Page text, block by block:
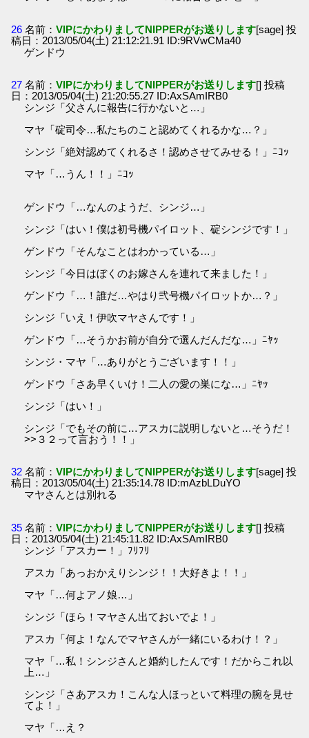
26 名前：VIPにかわりましてNIPPERがお送りします[sage] 投
稿日：2013/05/04(土) 21:12:21.91 ID:9RVwCMa40
ゲンドウ
27 名前：VIPにかわりましてNIPPERがお送りします[] 投稿
日：2013/05/04(土) 21:20:55.27 ID:AxSAmIRB0
シンジ「父さんに報告に行かないと…」
マヤ「碇司令…私たちのこと認めてくれるかな…？」
シンジ「絶対認めてくれるさ！認めさせてみせる！」ﾆｺｯ
マヤ「…うん！！」ﾆｺｯ
ゲンドウ「…なんのようだ、シンジ…」
シンジ「はい！僕は初号機パイロット、碇シンジです！」
ゲンドウ「そんなことはわかっている…」
シンジ「今日はぼくのお嫁さんを連れて来ました！」
ゲンドウ「…！誰だ…やはり弐号機パイロットか…？」
シンジ「いえ！伊吹マヤさんです！」
ゲンドウ「…そうかお前が自分で選んだんだな…」ﾆﾔｯ
シンジ・マヤ「…ありがとうございます！！」
ゲンドウ「さあ早くいけ！二人の愛の巣にな…」ﾆﾔｯ
シンジ「はい！」
シンジ「でもその前に…アスカに説明しないと…そうだ！
>>３２って言おう！！」
32 名前：VIPにかわりましてNIPPERがお送りします[sage] 投
稿日：2013/05/04(土) 21:35:14.78 ID:mAzbLDuYO
マヤさんとは別れる
35 名前：VIPにかわりましてNIPPERがお送りします[] 投稿
日：2013/05/04(土) 21:45:11.82 ID:AxSAmIRB0
シンジ「アスカー！」ﾌﾘﾌﾘ
アスカ「あっおかえりシンジ！！大好きよ！！」
マヤ「…何よアノ娘…」
シンジ「ほら！マヤさん出ておいでよ！」
アスカ「何よ！なんでマヤさんが一緒にいるわけ！？」
マヤ「…私！シンジさんと婚約したんです！だからこれ以
上…」
シンジ「さあアスカ！こんな人ほっといて料理の腕を見せ
てよ！」
マヤ「…え？